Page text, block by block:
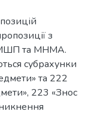
з
МШП та МНМА.
субрахунки
та 222
223 «Знос